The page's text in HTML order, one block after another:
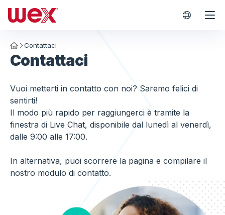
Homepage
Contattaci
Contattaci
Vuoi metterti in contatto con noi? Saremo felici di
sentirti!
Il modo più rapido per raggiungerci è tramite la
finestra di Live Chat, disponibile dal lunedì al venerdì,
dalle 9:00 alle 17:00.
In alternativa, puoi scorrere la pagina e compilare il
nostro modulo di contatto.